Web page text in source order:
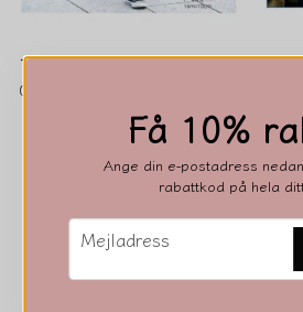
1637
0 kr
2484
Få 10%
Ange din e-postadress
rabattkod på hela
email
Mejladress